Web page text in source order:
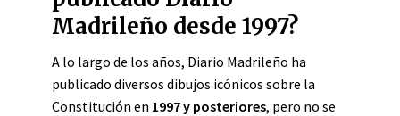
Madrileño desde 1997?
A lo largo de los años, Diario Madrileño ha
publicado diversos dibujos icónicos sobre la
Constitución en 1997 y posteriores, pero no se